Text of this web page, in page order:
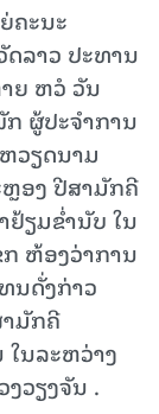
ຄະນະ
ລາວ ປະທານ
ຍ ຫວໍ ວັນ
ຜູ້ປະຈຳການ
ວຽດນາມ
ອງ ປີສາມັກຄີ
ຢ້ຽມຂໍ່ານັບ ໃນ
ຫ້ອງວ່າການ
ນດັ່ງກ່າວ
າມັກຄີ
ນລະຫວ່າງ
ວຽງຈັນ .